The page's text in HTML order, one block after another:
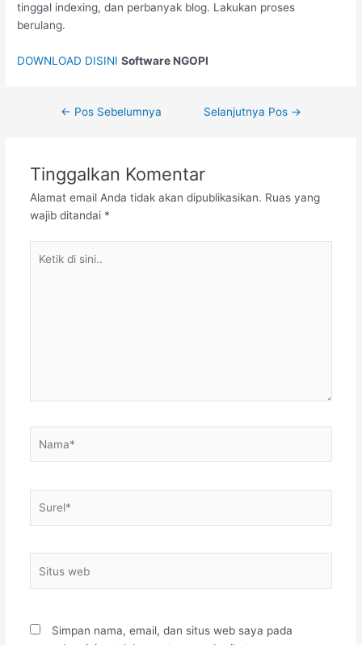
tinggal indexing, dan perbanyak blog. Lakukan proses
berulang.
DOWNLOAD DISINI Software NGOPI
← Pos Sebelumnya Selanjutnya Pos →
Tinggalkan Komentar
Alamat email Anda tidak akan dipublikasikan. Ruas yang
wajib ditandai *
web
Simpan nama, email, dan situs web saya pada